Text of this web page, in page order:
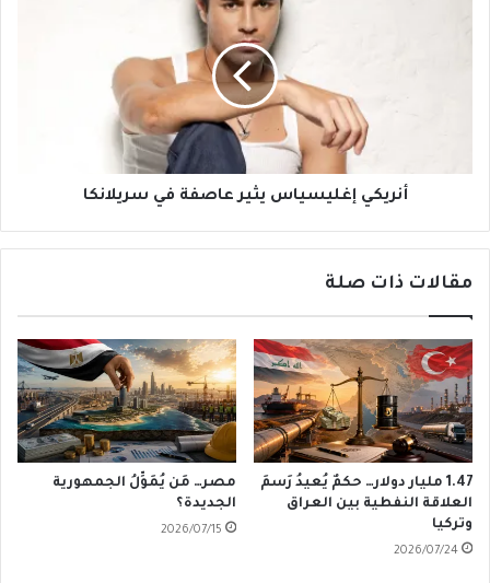
أنريكي إغليسياس يثير عاصفة في سريلانكا
مقالات ذات صلة
1.47 مليار دولار… حكمٌ يُعيدُ رَسمَ
العلاقة النفطية بين العراق
وتركيا
2026/07/24
مصر… مَن يُمَوِّلُ الجمهورية
الجديدة؟
2026/07/15